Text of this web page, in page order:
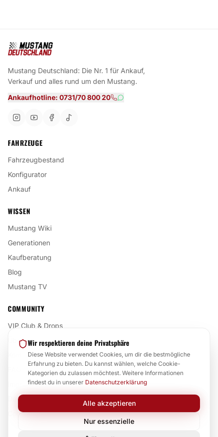
Mustang Deutschland: Die Nr. 1 für Ankauf,
Verkauf und alles rund um den Mustang.
Ankaufhotline: 0731/70 800 20
FAHRZEUGE
Fahrzeugbestand
Konfigurator
Ankauf
WISSEN
Mustang Wiki
Generationen
Kaufberatung
Blog
Mustang TV
COMMUNITY
VIP Club & Drops
Über uns
Kontakt
Impressum
Datenschutz
Cookie-Einstellungen
Wir respektieren deine Privatsphäre
Diese Website verwendet Cookies, um dir die bestmögliche
Erfahrung zu bieten. Du kannst wählen, welche Cookie-
Kategorien du zulassen möchtest. Weitere Informationen
findest du in unserer Datenschutzerklärung
Alle akzeptieren
Nur essenzielle